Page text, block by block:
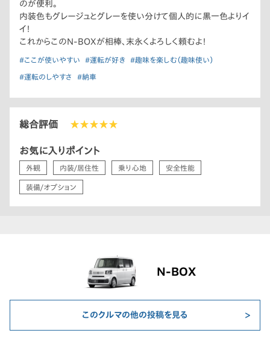
のが便利。
内装色もグレージュとグレーを使い分けて個人的に黒一色よりイ
イ！
これからこのN-BOXが相棒、末永くよろしく頼むよ！
#ここが使いやすい #運転が好き #趣味を楽しむ（趣味使い）
#運転のしやすさ #納車
総合評価 ★★★★★
お気に入りポイント
外観 内装/居住性 乗り心地 安全性能
装備/オプション
N-BOX
このクルマの他の投稿を見る